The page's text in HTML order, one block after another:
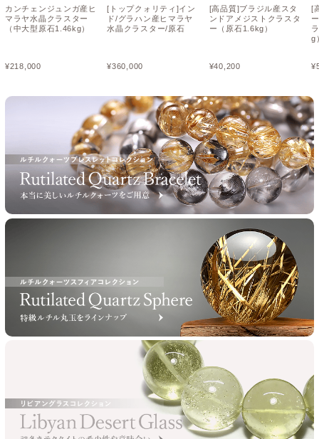
カンチェンジュンガ産ヒ
マラヤ水晶クラスター
（中大型原石1.46kg）
¥218,000
[トップクォリティ]イン
ド/グラハン産ヒマラヤ
水晶クラスター/原石
¥360,000
[高品質]ブラジル産スタ
ンドアメジストクラスタ
ー（原石1.6kg）
¥40,200
[
g
¥